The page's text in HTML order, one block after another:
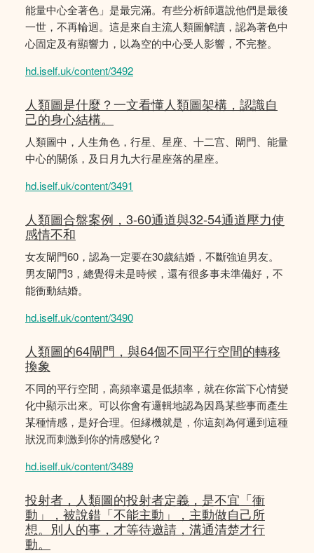
能量中心全著色」是最完滿。有些分析師還說他們是最後
一世，不再輪迴。這是來自主流人類圖解讀，認為著色中
心固定及有顯響力，以為空的中心受人影響，𣎴完整。
hd.iself.uk/content/3492
人類圖是什麼？一文看懂人類圖架構，認識自
己的身心結構。
人類圖中，人生角色，行星、星座、十二宫、閘門、能量
中心的關係，及日月九大行星座落的星座。
hd.iself.uk/content/3491
人類圖合盤案例，3-60通道與32-54通道壓力使
感情不和
女友閘門60，認為一定要在30歲結婚，不斷強迫男友。
男友閘門3，總覺得未是時候，還有很多事未準備好，不
能衝動結婚。
hd.iself.uk/content/3490
人類圖的64閘門，與64個不同平行空間的轉移
換象
不同的平行空間，高頻率還是低頻率，就在你當下心情變
化中顯示出來。可以你會有邏輯地認為因爲某些事而產生
某種情感，是好合理。但縁機就是，你這刻為何邏到這種
狀況而刺激到你的情感變化？
hd.iself.uk/content/3489
投射者，人類圖的投射者定義，是不宜「衝
動」，被說錯「不能主動」，主動做自己所
想。別人的事，才等待邀請，溝通清楚才行
動。